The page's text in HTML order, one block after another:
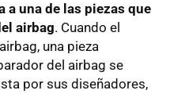
a una de las piezas que
airbag. Cuando el
una pieza
del airbag se
por sus diseñadores,